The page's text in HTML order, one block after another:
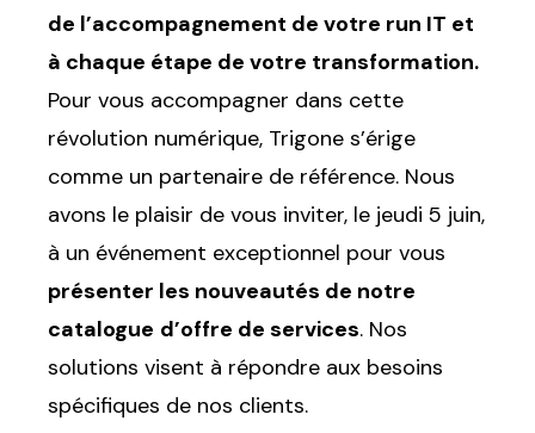
de l’accompagnement de votre run IT et
à chaque étape de votre transformation.
Pour vous accompagner dans cette
révolution numérique, Trigone s’érige
comme un partenaire de référence. Nous
avons le plaisir de vous inviter, le jeudi 5 juin,
à un événement exceptionnel pour vous
présenter les nouveautés de notre
catalogue d’offre de services. Nos
solutions visent à répondre aux besoins
spécifiques de nos clients.